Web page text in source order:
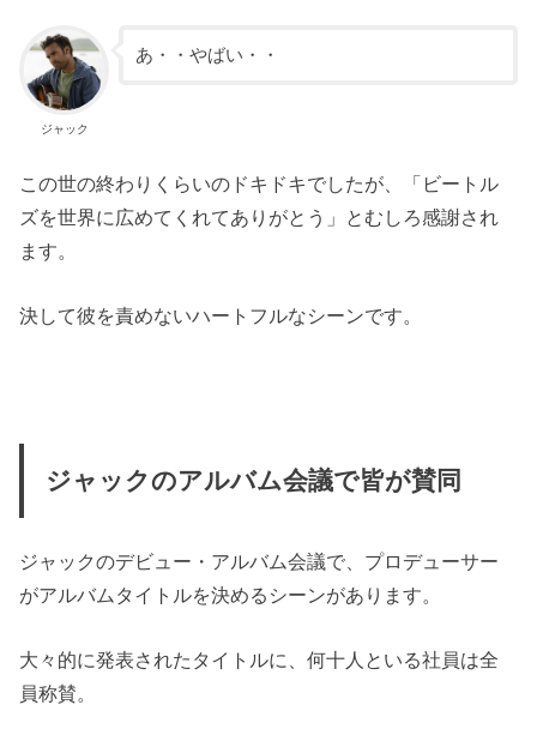
ジャック
あ・・やばい・・
この世の終わりくらいのドキドキでしたが、「ビートル
ズを世界に広めてくれてありがとう」とむしろ感謝され
ます。
決して彼を責めないハートフルなシーンです。
ジャックのアルバム会議で皆が賛同
ジャックのデビュー・アルバム会議で、プロデューサー
がアルバムタイトルを決めるシーンがあります。
大々的に発表されたタイトルに、何十人といる社員は全
員称賛。